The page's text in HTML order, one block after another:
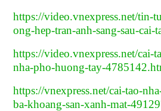
https://video.vnexpress.net/tin-
ong-hep-tran-anh-sang-sau-
https://video.vnexpress.net/cai-
nha-pho-huong-tay-
https://vnexpress.net/cai-tao-
ba-khoang-san-xanh-mat-